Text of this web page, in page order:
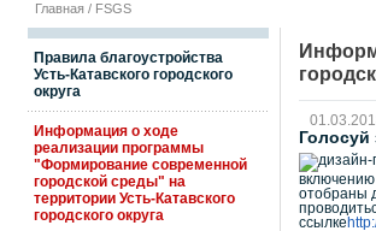
Главная / FSGS
Правила благоустройства
Усть-Катавского городского
округа
Информация о ходе
реализации программы
"Формирование современной
городской среды" на
территории Усть-Катавского
городского округа
Голосуй
отобраны
ссылке